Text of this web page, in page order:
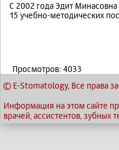
С 2002 года Эдит
15 учебно-методических
Просмотров: 4033
© E-Stomatology, Все права
Информация на этом сайте
врачей, ассистентов, зубных